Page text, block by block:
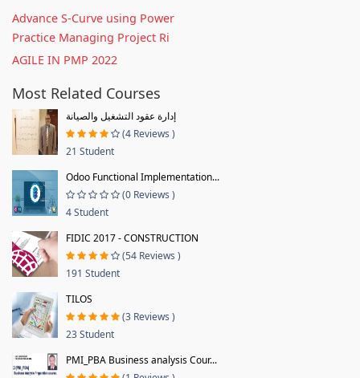
Advance S-Curve using Power
Practice Managing Project Ri
AGILE IN PMP 2022
Most Related Courses
إدارة عقود التشغيل والصيانة
(4 Reviews )
21 Student
Odoo Functional Implementation...
(0 Reviews )
4 Student
FIDIC 2017 - CONSTRUCTION
(54 Reviews )
191 Student
TILOS
(3 Reviews )
23 Student
PMI_PBA Business analysis Cour...